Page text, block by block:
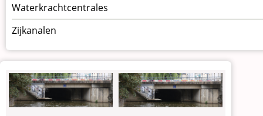
Waterkrachtcentrales
Zijkanalen